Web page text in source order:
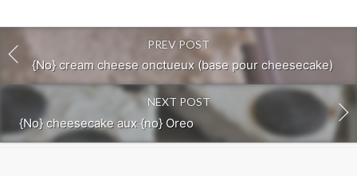
PREV POST
{No} cream cheese onctueux (base pour cheesecake)
NEXT POST
{No} cheesecake aux {no} Oreo